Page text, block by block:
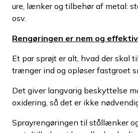
ure, lænker og tilbehør af metal:
osv.
Rengøringen er nem og
Et par sprøjt er alt, hvad der skal
trænger ind og opløser fastgroet
Det giver langvarig beskyttelse
oxidering, så det er ikke
Sprayrengøringen til stållænker